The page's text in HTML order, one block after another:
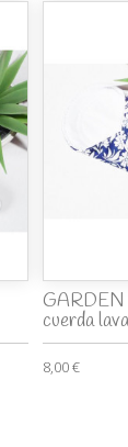
cuerda
8,00 €